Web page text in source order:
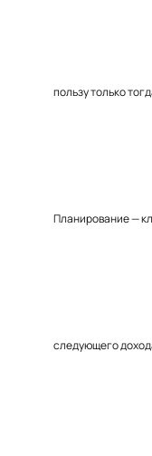
пользу только
Планирование —
следующего